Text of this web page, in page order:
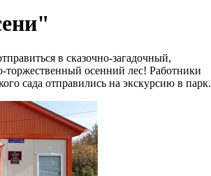
в сказочно-загадочный,
торжественный осенний лес! Работники
сада отправились на экскурсию в парк.